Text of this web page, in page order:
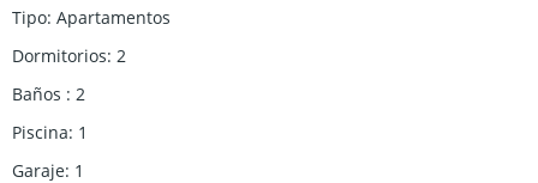
Tipo: Apartamentos
Dormitorios: 2
Baños : 2
Piscina: 1
Garaje: 1